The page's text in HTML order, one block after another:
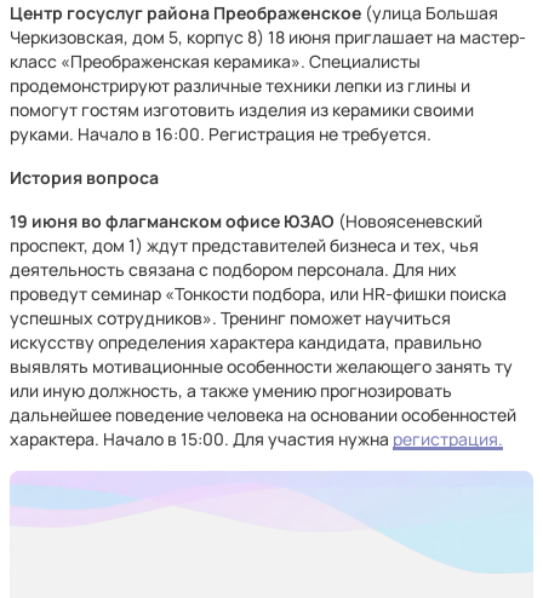
Центр госуслуг района Преображенское (улица Большая
Черкизовская, дом 5, корпус 8) 18 июня приглашает на мастер-
класс «Преображенская керамика». Специалисты
продемонстрируют различные техники лепки из глины и
помогут гостям изготовить изделия из керамики своими
руками. Начало в 16:00. Регистрация не требуется.
История вопроса
19 июня во флагманском офисе ЮЗАО (Новоясеневский
проспект, дом 1) ждут представителей бизнеса и тех, чья
деятельность связана с подбором персонала. Для них
проведут семинар «Тонкости подбора, или HR-фишки поиска
успешных сотрудников». Тренинг поможет научиться
искусству определения характера кандидата, правильно
выявлять мотивационные особенности желающего занять ту
или иную должность, а также умению прогнозировать
дальнейшее поведение человека на основании особенностей
характера. Начало в 15:00. Для участия нужна регистрация.